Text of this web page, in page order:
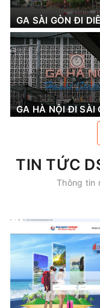
GA SÀI GÒN ĐI
GA HÀ NỘI ĐI SÀI
TIN TỨC
Thông tin